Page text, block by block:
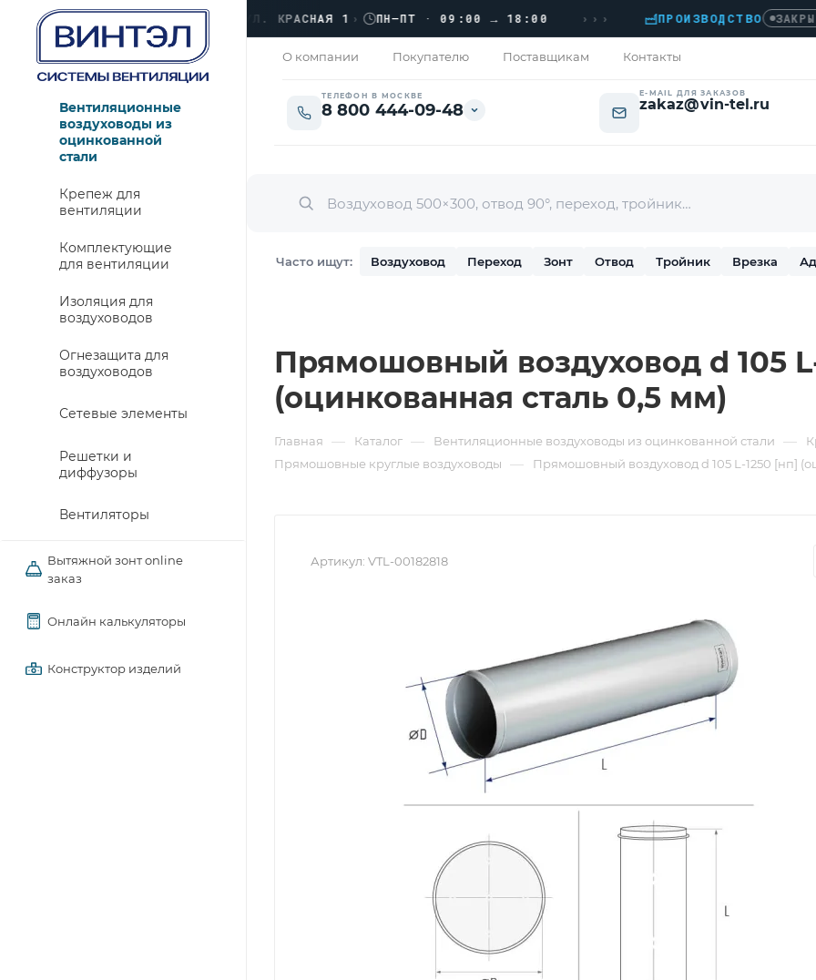
ЗАКРЫТО › ЛЮБЕРЦЫ, УЛ. КРАСНАЯ 1› ПН–ПТ · 09:00 → 18:00 ››› ПРОИЗВОДСТВО ЗАКРЫТО
О компании Покупателю Поставщикам Контакты
ТЕЛЕФОН В МОСКВЕ
8 800 444-09-48
E-MAIL ДЛЯ ЗАКАЗОВ
zakaz@vin-tel.ru
Часто ищут: Воздуховод Переход Зонт Отвод Тройник Врезка
Вентиляционные
воздуховоды из
оцинкованной
стали
Крепеж для
вентиляции
Комплектующие
для вентиляции
Изоляция для
воздуховодов
Огнезащита для
воздуховодов
Сетевые элементы
Решетки и
диффузоры
Вентиляторы
Вытяжной зонт online
заказ
Онлайн калькуляторы
Конструктор изделий
Прямошовный воздуховод d 105
(оцинкованная сталь 0,5 мм)
Главная — Каталог — Вентиляционные воздуховоды из оцинкованной стали —
Прямошовные круглые воздуховоды
— Прямошовный воздуховод d 105 L-1250 [нп]
Артикул: VTL-00182818